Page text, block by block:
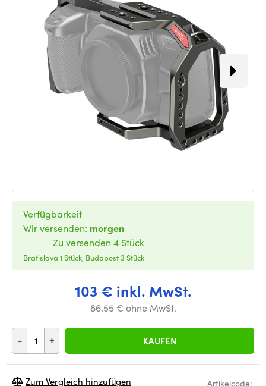
103 € inkl. MwSt.
86.55 € ohne MwSt.
- + KAUFEN
Verfügbarkeit
Wir versenden: morgen
Zu versenden 4 Stück
Bratislava 1 Stück, Budapest 3 Stück
Artikelcode:
Zum Vergleich hinzufügen